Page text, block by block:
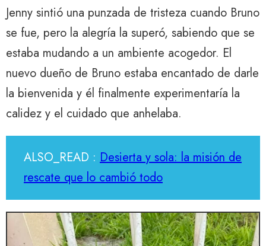
Jenny sintió una punzada de tristeza cuando Bruno
se fue, pero la alegría la superó, sabiendo que se
estaba mudando a un ambiente acogedor. El
nuevo dueño de Bruno estaba encantado de darle
la bienvenida y él finalmente experimentaría la
calidez y el cuidado que anhelaba.
ALSO_READ : Desierta y sola: la misión de
rescate que lo cambió todo